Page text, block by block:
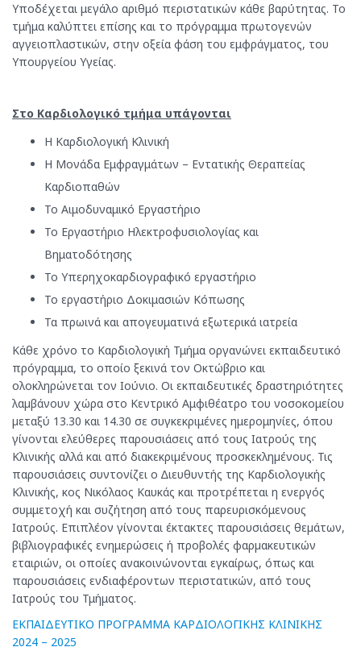
Υποδέχεται μεγάλο αριθμό περιστατικών κάθε βαρύτητας. Το
τμήμα καλύπτει επίσης και το πρόγραμμα πρωτογενών
αγγειοπλαστικών, στην οξεία φάση του εμφράγματος, του
Υπουργείου Υγείας.
Στο Καρδιολογικό τμήμα υπάγονται
Η Καρδιολογική Κλινική
Η Μονάδα Εμφραγμάτων – Εντατικής Θεραπείας
Καρδιοπαθών
Το Αιμοδυναμικό Εργαστήριο
Το Εργαστήριο Ηλεκτροφυσιολογίας και
Βηματοδότησης
Το Υπερηχοκαρδιογραφικό εργαστήριο
Το εργαστήριο Δοκιμασιών Κόπωσης
Τα πρωινά και απογευματινά εξωτερικά ιατρεία
Κάθε χρόνο το Καρδιολογική Τμήμα οργανώνει εκπαιδευτικό
πρόγραμμα, το οποίο ξεκινά τον Οκτώβριο και
ολοκληρώνεται τον Ιούνιο. Οι εκπαιδευτικές δραστηριότητες
λαµβάνουν χώρα στο Κεντρικό Αμφιθέατρο του νοσοκομείου
µεταξύ 13.30 και 14.30 σε συγκεκριμένες ημερομηνίες, όπου
γίνονται ελεύθερες παρουσιάσεις από τους Ιατρούς της
Κλινικής αλλά και από διακεκριµένους προσκεκληµένους. Τις
παρουσιάσεις συντονίζει ο ∆ιευθυντής της Καρδιολογικής
Κλινικής, κος Νικόλαος Καυκάς και προτρέπεται η ενεργός
συμμετοχή και συζήτηση από τους παρευρισκόμενους
Ιατρούς. Επιπλέον γίνονται έκτακτες παρουσιάσεις θεµάτων,
βιβλιογραφικές ενημερώσεις ή προβολές φαρµακευτικών
εταιριών, οι οποίες ανακοινώνονται εγκαίρως, όπως και
παρουσιάσεις ενδιαφέροντων περιστατικών, από τους
Ιατρούς του Τμήματος.
ΕΚΠΑΙΔΕΥΤΙΚΟ ΠΡΟΓΡΑΜΜΑ ΚΑΡΔΙΟΛΟΓΙΚΗΣ ΚΛΙΝΙΚΗΣ
2024 – 2025